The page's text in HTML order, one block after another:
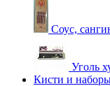
Соус,
Уголь
Кисти и